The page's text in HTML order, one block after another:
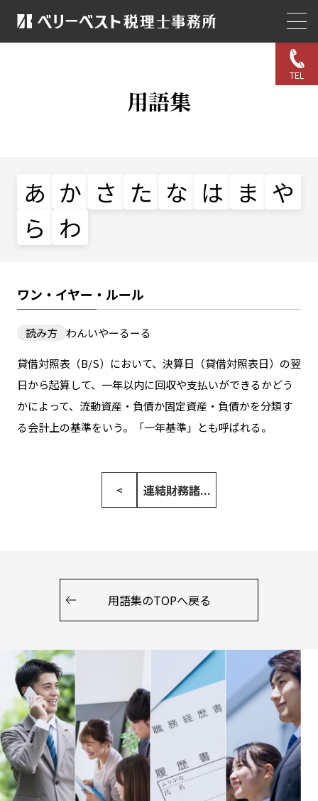
TEL
用語集
あ か さ た な は ま や
ら わ
ワン・イヤー・ルール
読み方 わんいやーるーる
貸借対照表（B/S）において、決算日（貸借対照表日）の翌
日から起算して、一年以内に回収や支払いができるかどう
かによって、流動資産・負債か固定資産・負債かを分類す
る会計上の基準をいう。「一年基準」とも呼ばれる。
< 連結財務諸...
用語集のTOPへ戻る